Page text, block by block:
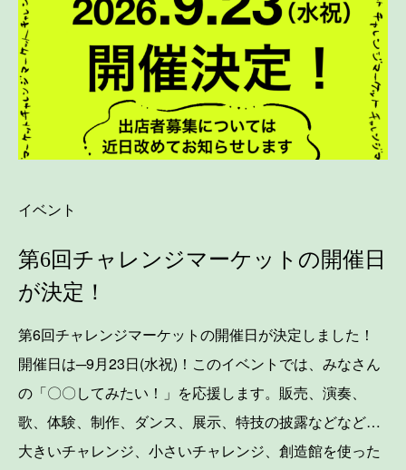
イベント
第6回チャレンジマーケットの開催日
が決定！
第6回チャレンジマーケットの開催日が決定しました！
開催日は─9月23日(水祝)！このイベントでは、みなさん
の「〇〇してみたい！」を応援します。販売、演奏、
歌、体験、制作、ダンス、展示、特技の披露などなど…
大きいチャレンジ、小さいチャレンジ、創造館を使った